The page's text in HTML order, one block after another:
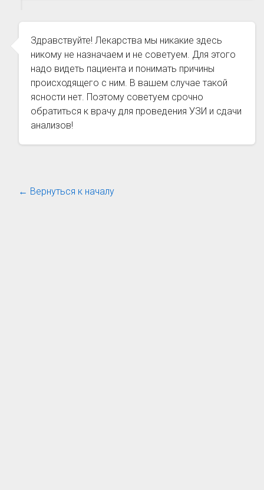
Здравствуйте! Лекарства мы никакие здесь
никому не назначаем и не советуем. Для этого
надо видеть пациента и понимать причины
происходящего с ним. В вашем случае такой
ясности нет. Поэтому советуем срочно
обратиться к врачу для проведения УЗИ и сдачи
анализов!
← Вернуться к началу